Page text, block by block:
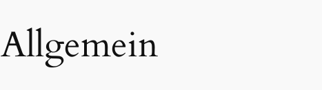
Allgemein